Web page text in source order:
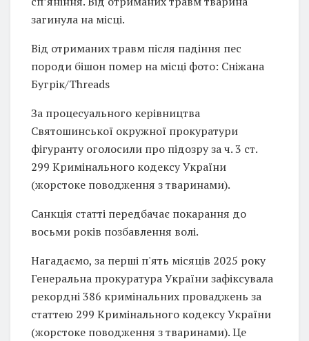
загинула на місці.
Від отриманих травм після падіння пес
породи бішон помер на місці фото: Сніжана
Бугрік/Threads
За процесуального керівництва
Святошинської окружної прокуратури
фігуранту оголосили про підозру за ч. 3 ст.
299 Кримінального кодексу України
(жорстоке поводження з тваринами).
Санкція статті передбачає покарання до
восьми років позбавлення волі.
Нагадаємо, за перші п'ять місяців 2025 року
Генеральна прокуратура України зафіксувала
рекордні 386 кримінальних проваджень за
статтею 299 Кримінального кодексу України
(жорстоке поводження з тваринами). Це